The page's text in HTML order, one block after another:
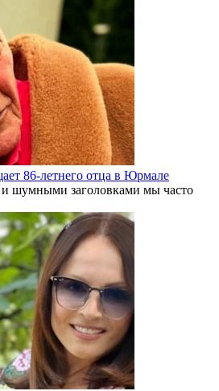
86-летнего отца в Юрмале
и шумными заголовками мы часто